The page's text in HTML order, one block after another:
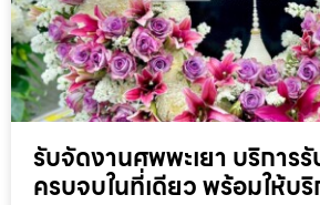
รับจัดงานศพพะเยา บริการ
ครบจบในที่เดียว พร้อมให้บริ